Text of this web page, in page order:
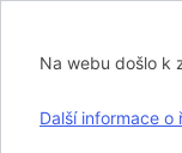
Na webu došlo k
Další informace o